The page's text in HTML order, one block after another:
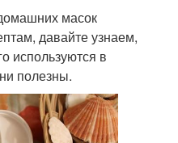
масок
давайте узнаем,
используются в
полезны.